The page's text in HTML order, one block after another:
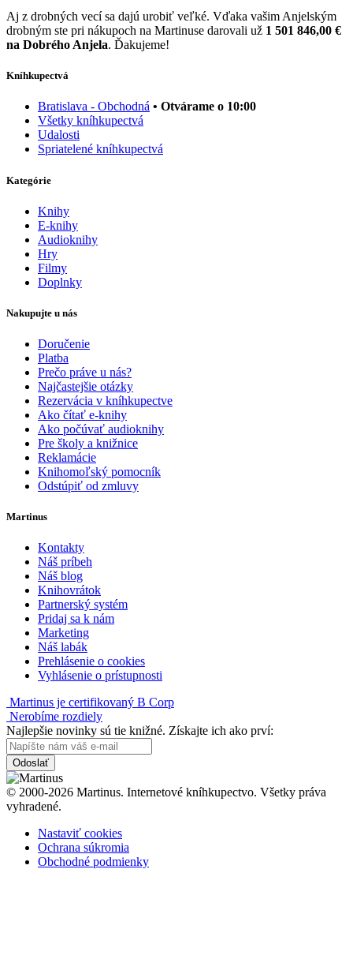
Aj z drobných vecí sa dajú urobiť veľké. Vďaka vašim Anjelským
drobným ste pri nákupoch na Martinuse darovali už 1 501 846,00 €
na Dobrého Anjela. Ďakujeme!
Kníhkupectvá
Bratislava - Obchodná • Otvárame o 10:00
Všetky kníhkupectvá
Udalosti
Spriatelené kníhkupectvá
Kategórie
Knihy
E-knihy
Audioknihy
Hry
Filmy
Doplnky
Nakupujte u nás
Doručenie
Platba
Prečo práve u nás?
Najčastejšie otázky
Rezervácia v kníhkupectve
Ako čítať e-knihy
Ako počúvať audioknihy
Pre školy a knižnice
Reklamácie
Knihomoľský pomocník
Odstúpiť od zmluvy
Martinus
Kontakty
Náš príbeh
Náš blog
Knihovrátok
Partnerský systém
Pridaj sa k nám
Marketing
Náš labák
Prehlásenie o cookies
Vyhlásenie o prístupnosti
Martinus je certifikovaný B Corp
Nerobíme rozdiely
Najlepšie novinky sú tie knižné. Získajte ich ako prví:
Odoslať
© 2000-2026 Martinus. Internetové kníhkupectvo. Všetky práva
vyhradené.
Nastaviť cookies
Ochrana súkromia
Obchodné podmienky